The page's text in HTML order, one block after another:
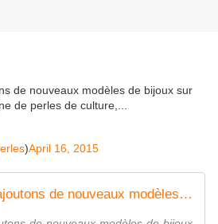
de nouveaux modèles de bijoux sur
de perles de culture,...
)April 16, 2015
Chaque jour nous ajoutons de nouveaux modèles de